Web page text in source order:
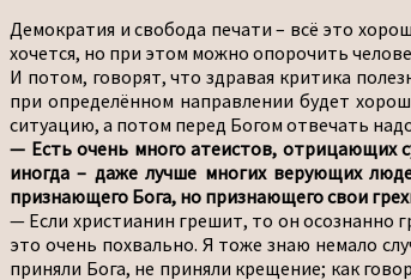
Демократия и свобода печати – всё это
хочется, но при этом можно опорочить
И потом, говорят, что здравая критика
при определённом направлении будет
ситуацию, а потом перед Богом отвечать
— Есть очень много атеистов, отрицающих
иногда – даже лучше многих верующих
признающего Бога, но признающего свои
— Если христианин грешит, то он осознанно
это очень похвально. Я тоже знаю немало
приняли Бога, не приняли крещение; как